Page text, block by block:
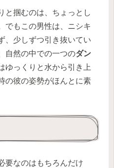
と掴むのは、ちょっとし
でもこの男性は、ニシキ
、少しずつ引き抜いてい
自然の中での一つのダン
ゆっくりと水から引き上
の彼の姿勢がほんとに素
要なのはもちろんだけ